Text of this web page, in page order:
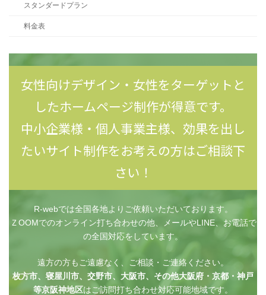
スタンダードプラン
料金表
女性向けデザイン・女性をターゲットと
したホームページ制作が得意です。
中小企業様・個人事業主様、効果を出し
たいサイト制作をお考えの方はご相談下
さい！
R-webでは全国各地よりご依頼いただいております。
ＺOOMでのオンライン打ち合わせの他、メールやLINE、お電話で
の全国対応をしています。
遠方の方もご遠慮なく、ご相談・ご連絡ください。
枚方市、寝屋川市、交野市、大阪市、その他大阪府・京都・神戸
等京阪神地区はご訪問打ち合わせ対応可能地域です。